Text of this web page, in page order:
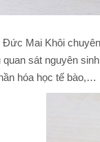
Đức Mai Khôi
quan sát nguyên
hóa học tế bào,…